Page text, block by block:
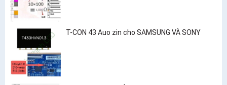
T-CON 43 Auo zin cho SAMSUNG VÀ SONY